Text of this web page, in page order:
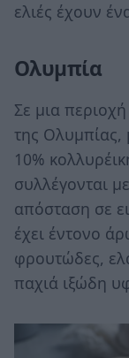
ελιές έχουν
Ολυμπία
Σε μια
της Ολυμπίας,
10%
συλλέγονται
απόσταση σε
έχει έντονο
φρουτώδες,
παχιά ιξώδη